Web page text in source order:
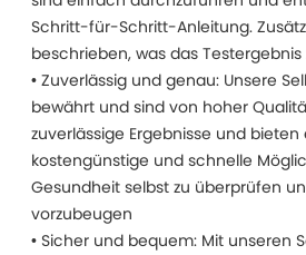
Schritt-für-Schritt-Anleitung.
beschrieben, was das
• Zuverlässig und genau: Unsere
bewährt und sind von hoher
zuverlässige Ergebnisse und
kostengünstige und schnelle
Gesundheit selbst zu überprüfen
vorzubeugen
• Sicher und bequem: Mit unseren